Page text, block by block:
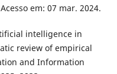
em: 07 mar. 2024.
intelligence in
review of empirical
and Information